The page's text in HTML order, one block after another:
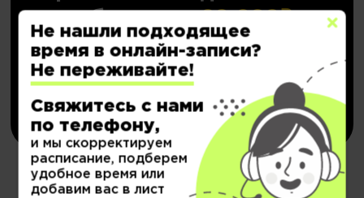
с кешбэком до20.000₽
Подробнее..
Купить
Не нашли подходящее
время в онлайн-записи?
Не переживайте!
Свяжитесь с нами
по телефону,
и мы скорректируем
расписание, подберем
удобное время или
добавим вас в лист